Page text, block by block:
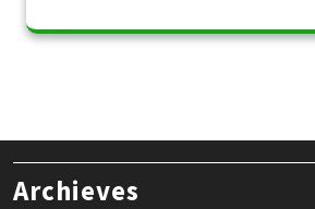
Archieves